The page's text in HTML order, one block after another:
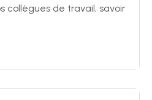
collègues de travail, savoir